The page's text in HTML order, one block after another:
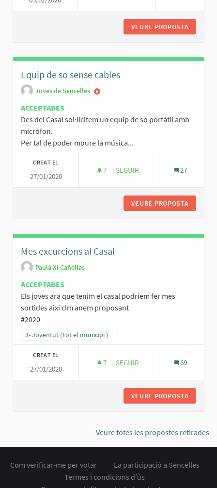
VEURE PROPOSTA
Equip de so sense cables
Joves de Sencelles
ACCEPTADES
Des del Casal sol·licitem un equip de so portàtil amb
micròfon.
Per tal de poder moure la música...
CREAT EL
27/01/2020
7 7 SEGUIDORES
SEGUIR 27
VEURE PROPOSTA
Mes excurcions al Casal
Paula Xi Cañellas
ACCEPTADES
Els joves ara que tenim el casal podriem fer mes
sortides aixi clm anem proposant
#2020
Resultats al filtrar per la categoria: 3- Joventut (Tot el municipi )
3- Joventut (Tot el municipi )
CREAT EL
27/01/2020
7 7 SEGUIDORES
SEGUIR 69
VEURE PROPOSTA
Veure totes les propostes retirades
Com verificar-me per votar
La participació a Sencelles
Termes i condicions d'ús